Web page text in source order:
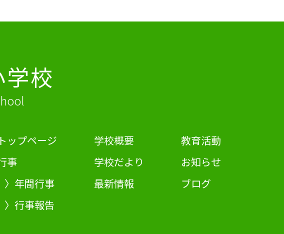
校
トップページ 学校概要
教育活動
事
〉年間行事
〉行事報告
学校だより
お知らせ
最新情報
ブログ